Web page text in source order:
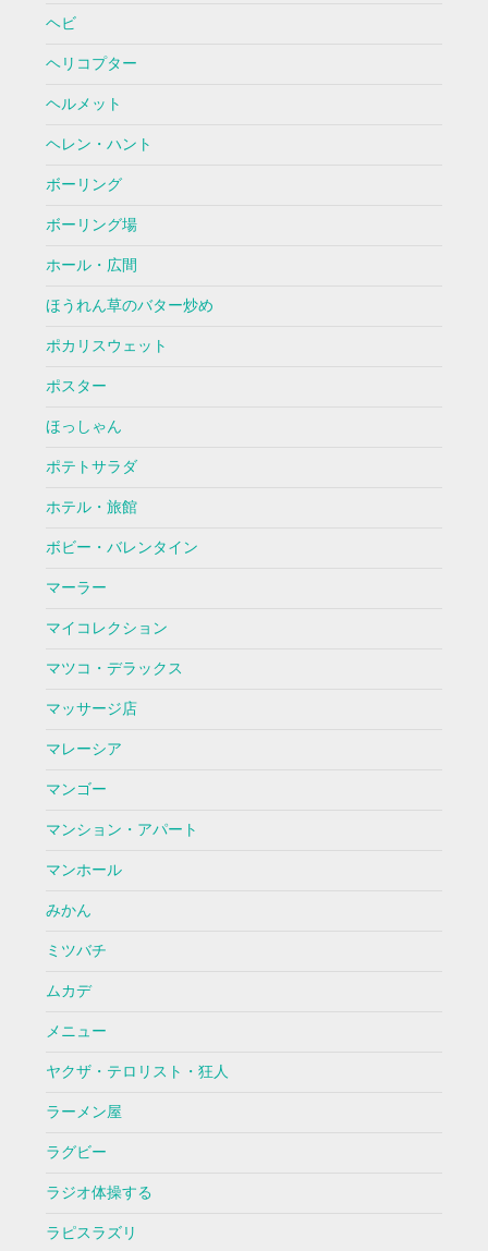
ヘビ
ヘリコプター
ヘルメット
ヘレン・ハント
ボーリング
ボーリング場
ホール・広間
ほうれん草のバター炒め
ポカリスウェット
ポスター
ほっしゃん
ポテトサラダ
ホテル・旅館
ボビー・バレンタイン
マーラー
マイコレクション
マツコ・デラックス
マッサージ店
マレーシア
マンゴー
マンション・アパート
マンホール
みかん
ミツバチ
ムカデ
メニュー
ヤクザ・テロリスト・狂人
ラーメン屋
ラグビー
ラジオ体操する
ラピスラズリ